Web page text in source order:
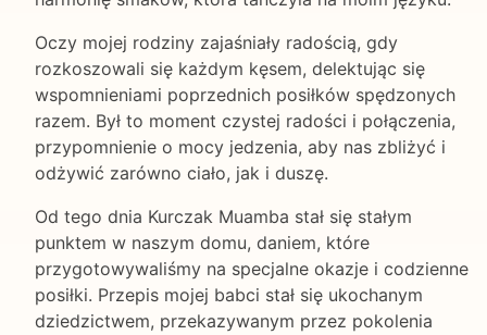
Oczy mojej rodziny zajaśniały radością, gdy
rozkoszowali się każdym kęsem, delektując się
wspomnieniami poprzednich posiłków spędzonych
razem. Był to moment czystej radości i połączenia,
przypomnienie o mocy jedzenia, aby nas zbliżyć i
odżywić zarówno ciało, jak i duszę.
Od tego dnia Kurczak Muamba stał się stałym
punktem w naszym domu, daniem, które
przygotowywaliśmy na specjalne okazje i codzienne
posiłki. Przepis mojej babci stał się ukochanym
dziedzictwem, przekazywanym przez pokolenia